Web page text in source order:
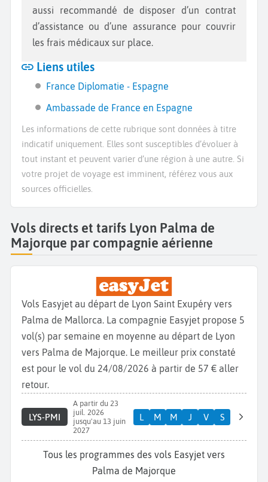
aussi recommandé de disposer d’un contrat
d’assistance ou d’une assurance pour couvrir
les frais médicaux sur place.
Liens utiles
France Diplomatie - Espagne
Ambassade de France en Espagne
Les informations de cette rubrique sont données à titre
indicatif uniquement. Elles sont susceptibles d’évoluer à
tout instant et peuvent varier d’une région à une autre. Si
votre projet de voyage est imminent, référez vous aux
sources officielles.
Vols directs et tarifs Lyon Palma de
Majorque par compagnie aérienne
Vols Easyjet au départ de Lyon Saint Exupéry vers
Palma de Mallorca. La compagnie Easyjet propose 5
vol(s) par semaine en moyenne au départ de Lyon
vers Palma de Majorque. Le meilleur prix constaté
est pour le vol du 24/08/2026 à partir de 57 € aller
retour.
LYS-PMI
A partir du 23
juil. 2026
jusqu'au 13 juin
2027
L M M J V S
Tous les programmes des vols Easyjet vers
Palma de Majorque